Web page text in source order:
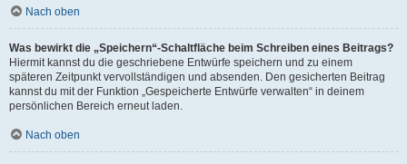
Nach oben
Was bewirkt die „Speichern“-Schaltfläche beim Schreiben eines Beitrags?
Hiermit kannst du die geschriebene Entwürfe speichern und zu einem
späteren Zeitpunkt vervollständigen und absenden. Den gesicherten Beitrag
kannst du mit der Funktion „Gespeicherte Entwürfe verwalten“ in deinem
persönlichen Bereich erneut laden.
Nach oben